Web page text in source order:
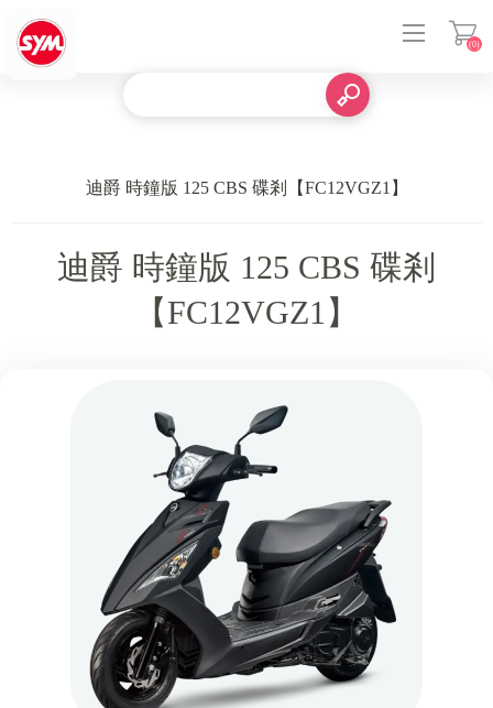
(0)
迪爵 時鐘版 125 CBS 碟剎【FC12VGZ1】
迪爵 時鐘版 125 CBS 碟剎
【FC12VGZ1】